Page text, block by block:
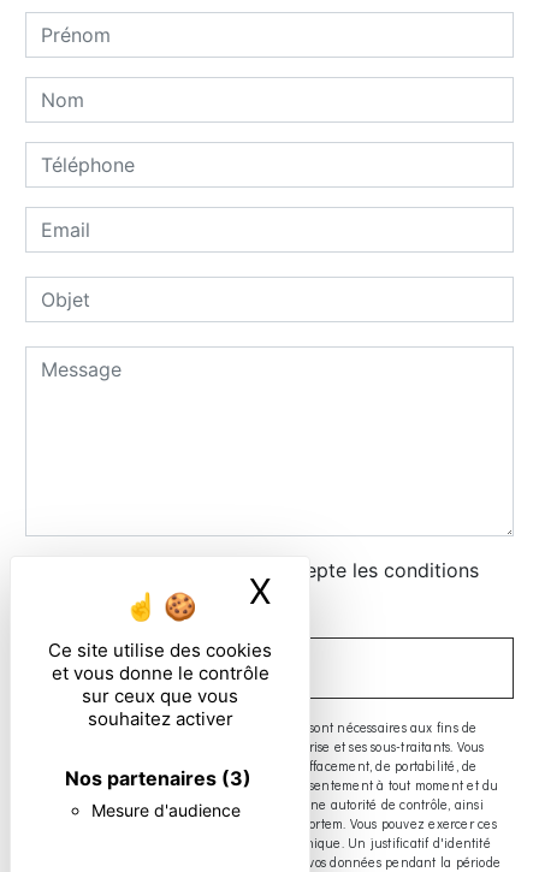
Ce site utilise des cookies
et vous donne le contrôle
sur ceux que vous
souhaitez activer
Nos partenaires (3)
Mesure d'audience
X Masquer le
En cochant cette case, j'accepte les conditions
particulières ci-dessous **
ENVOYER
** Les données personnelles communiquées sont nécessaires aux fins de
vous contacter. Elles sont destinées à l'entreprise et ses sous-traitants. Vous
disposez de droits d’accès, de rectification, d’effacement, de portabilité, de
limitation, d’opposition, de retrait de votre consentement à tout moment et du
droit d’introduire une réclamation auprès d’une autorité de contrôle, ainsi
que d’organiser le sort de vos données post-mortem. Vous pouvez exercer ces
droits par voie postale ou par courrier électronique. Un justificatif d'identité
pourra vous être demandé. Nous conservons vos données pendant la période